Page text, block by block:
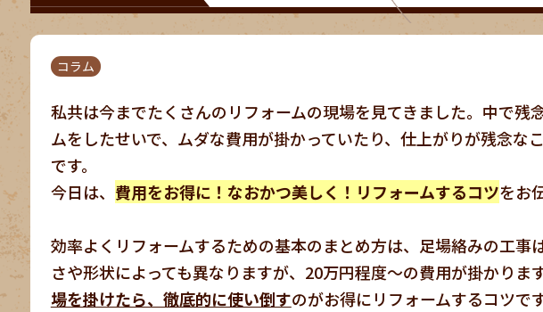
コラム
私共は今までたくさんのリフォームの現場を見てきました。中で残
ムをしたせいで、ムダな費用が掛かっていたり、仕上がりが残念な
です。
今日は、 費用をお得に！なおかつ美しく！リフォームするコツをお
効率よくリフォームするための基本のまとめ方は、足場絡みの工事
さや形状によっても異なりますが、20万円程度～の費用が掛かりま
場を掛けたら、徹底的に使い倒すのがお得にリフォームするコツです